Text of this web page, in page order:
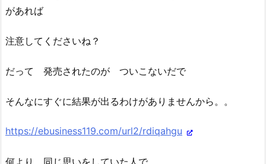
があれば
注意してくださいね？
だって 発売されたのが ついこないだで
そんなにすぐに結果が出るわけがありませんから。。
https://ebusiness119.com/url2/rdiqahgu
何より 同じ思いをしていた人で